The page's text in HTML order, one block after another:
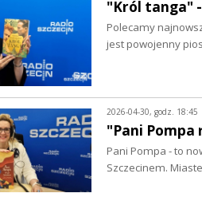
"Król tanga"
Polecamy
jest powojenny
2026-04-30, godz. 18:45
"Pani Pompa
Pani Pompa - to
Szczecinem.